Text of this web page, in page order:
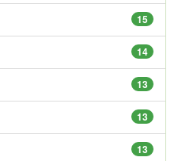
15
14
13
13
13